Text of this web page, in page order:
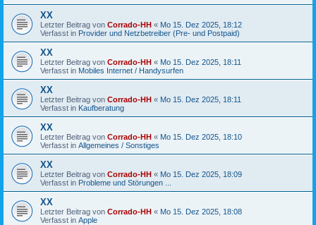
XX
Letzter Beitrag von Corrado-HH « Mo 15. Dez 2025, 18:12
Verfasst in Provider und Netzbetreiber (Pre- und Postpaid)
XX
Letzter Beitrag von Corrado-HH « Mo 15. Dez 2025, 18:11
Verfasst in Mobiles Internet / Handysurfen
XX
Letzter Beitrag von Corrado-HH « Mo 15. Dez 2025, 18:11
Verfasst in Kaufberatung
XX
Letzter Beitrag von Corrado-HH « Mo 15. Dez 2025, 18:10
Verfasst in Allgemeines / Sonstiges
XX
Letzter Beitrag von Corrado-HH « Mo 15. Dez 2025, 18:09
Verfasst in Probleme und Störungen ...
XX
Letzter Beitrag von Corrado-HH « Mo 15. Dez 2025, 18:08
Verfasst in Apple